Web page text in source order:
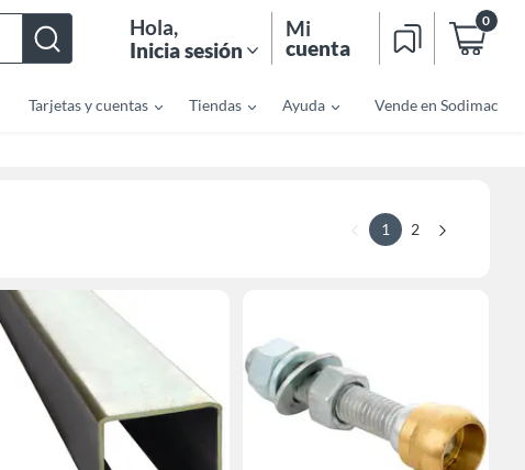
Hola,
Inicia sesión
Mi
cuenta
0
Tarjetas y cuentas Tiendas Ayuda Vende en Sodimac
1 2